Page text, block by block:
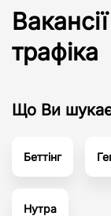
трафіка
Що Ви
Беттінг
Нутра